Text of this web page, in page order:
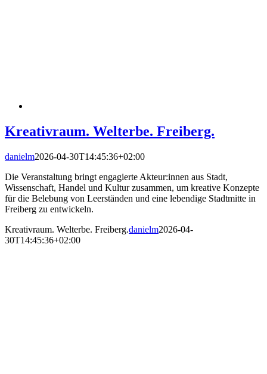
Kreativraum. Welterbe. Freiberg.
danielm2026-04-30T14:45:36+02:00
Die Veranstaltung bringt engagierte Akteur:innen aus Stadt,
Wissenschaft, Handel und Kultur zusammen, um kreative Konzepte
für die Belebung von Leerständen und eine lebendige Stadtmitte in
Freiberg zu entwickeln.
Kreativraum. Welterbe. Freiberg.danielm2026-04-
30T14:45:36+02:00